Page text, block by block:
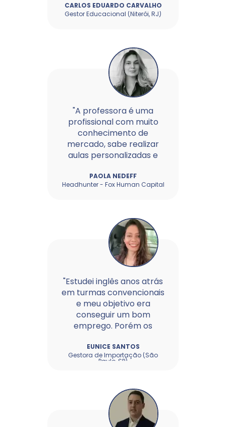
CARLOS EDUARDO CARVALHO
Gestor Educacional (Niterói, RJ)
"A professora é uma
profissional com muito
conhecimento de
mercado, sabe realizar
aulas personalizadas e
PAOLA NEDEFF
Headhunter - Fox Human Capital
"Estudei inglês anos atrás
em turmas convencionais
e meu objetivo era
conseguir um bom
emprego. Porém os
EUNICE SANTOS
Gestora de Importação (São
Paulo, SP)